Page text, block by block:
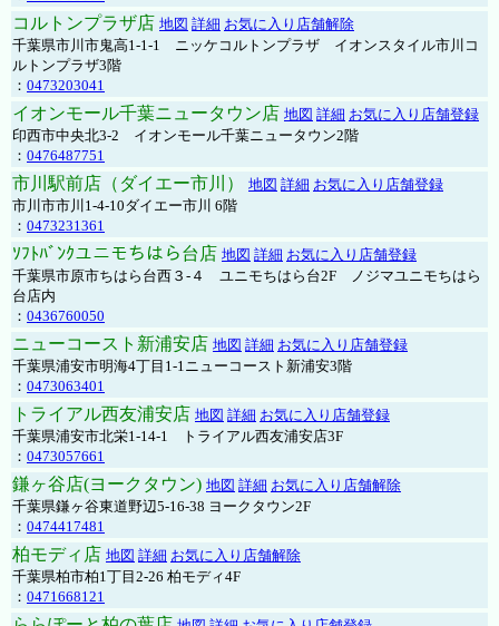
コルトンプラザ店 地図 詳細 お気に入り店舗解除
千葉県市川市鬼高1-1-1 ニッケコルトンプラザ イオンスタイル市川コ
ルトンプラザ3階
： 0473203041
イオンモール千葉ニュータウン店 地図 詳細 お気に入り店舗登録
印西市中央北3-2 イオンモール千葉ニュータウン2階
： 0476487751
市川駅前店（ダイエー市川） 地図 詳細 お気に入り店舗登録
市川市市川1-4-10ダイエー市川 6階
： 0473231361
ｿﾌﾄﾊﾞﾝｸユニモちはら台店 地図 詳細 お気に入り店舗登録
千葉県市原市ちはら台西３-４ ユニモちはら台2F ノジマユニモちはら
台店内
： 0436760050
ニューコースト新浦安店 地図 詳細 お気に入り店舗登録
千葉県浦安市明海4丁目1-1ニューコースト新浦安3階
： 0473063401
トライアル西友浦安店 地図 詳細 お気に入り店舗登録
千葉県浦安市北栄1-14-1 トライアル西友浦安店3F
： 0473057661
鎌ヶ谷店(ヨークタウン) 地図 詳細 お気に入り店舗解除
千葉県鎌ヶ谷東道野辺5-16-38 ヨークタウン2F
： 0474417481
柏モディ店 地図 詳細 お気に入り店舗解除
千葉県柏市柏1丁目2-26 柏モディ4F
： 0471668121